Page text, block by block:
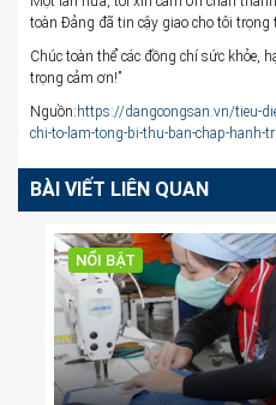
toàn Đảng đã tin cậy giao cho tôi trọng
Chúc toàn thể các đồng chí sức khỏe,
trọng cảm ơn!”
Nguồn: https://dangcongsan.vn/tieu-
chi-to-lam-tong-bi-thu-ban-chap-hanh-
BÀI VIẾT LIÊN QUAN
NỔI BẬT